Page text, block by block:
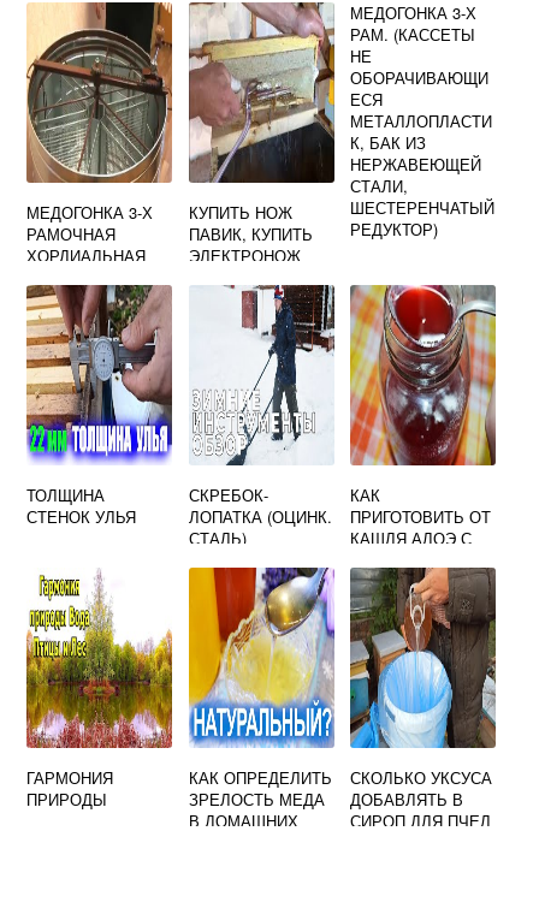
МЕДОГОНКА 3-Х
РАМОЧНАЯ
ХОРДИАЛЬНАЯ
COMPATTO
КУПИТЬ НОЖ
ПАВИК, КУПИТЬ
ЭЛЕКТРОНОЖ
МЕДОГОНКА 3-Х
РАМ. (КАССЕТЫ
НЕ
ОБОРАЧИВАЮЩИ
ЕСЯ
МЕТАЛЛОПЛАСТИ
К, БАК ИЗ
НЕРЖАВЕЮЩЕЙ
СТАЛИ,
ШЕСТЕРЕНЧАТЫЙ
РЕДУКТОР)
ТОЛЩИНА
СТЕНОК УЛЬЯ
СКРЕБОК-
ЛОПАТКА (ОЦИНК.
СТАЛЬ)
КАК
ПРИГОТОВИТЬ ОТ
КАШЛЯ АЛОЭ С
ГАРМОНИЯ
ПРИРОДЫ
КАК ОПРЕДЕЛИТЬ
ЗРЕЛОСТЬ МЕДА
В ДОМАШНИХ
СКОЛЬКО УКСУСА
ДОБАВЛЯТЬ В
СИРОП ДЛЯ ПЧЕЛ